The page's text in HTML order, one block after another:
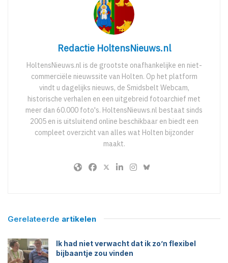
Redactie HoltensNieuws.nl
HoltensNieuws.nl is de grootste onafhankelijke en niet-
commerciële nieuwssite van Holten. Op het platform
vindt u dagelijks nieuws, de Smidsbelt Webcam,
historische verhalen en een uitgebreid fotoarchief met
meer dan 60.000 foto's. HoltensNieuws.nl bestaat sinds
2005 en is uitsluitend online beschikbaar en biedt een
compleet overzicht van alles wat Holten bijzonder
maakt.
Gerelateerde artikelen
Ik had niet verwacht dat ik zo’n flexibel
bijbaantje zou vinden